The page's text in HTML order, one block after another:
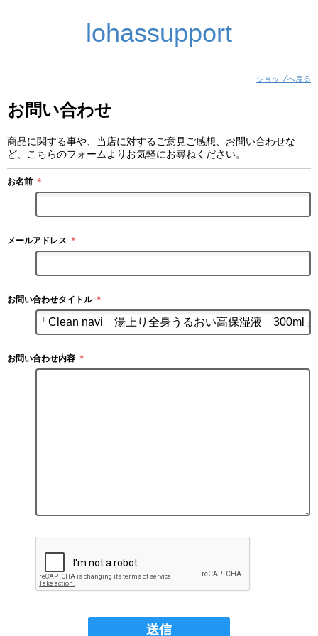
lohassupport
ショップへ戻る
お問い合わせ
商品に関する事や、当店に対するご意見ご感想、お問い合わせな
ど、こちらのフォームよりお気軽にお尋ねください。
お名前 ＊
メールアドレス ＊
お問い合わせタイトル ＊
お問い合わせ内容 ＊